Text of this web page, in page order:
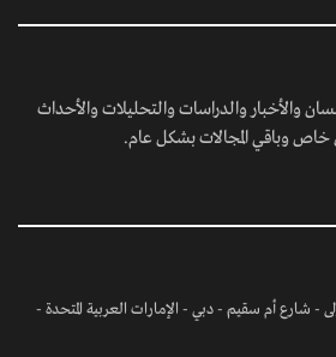
والأخبار والدراسات والتحليلات والأحداث
خاص وباقي المجالات بشكل عام.
- شارع أم سقيم - دبي - الإمارات العربية المتحدة -